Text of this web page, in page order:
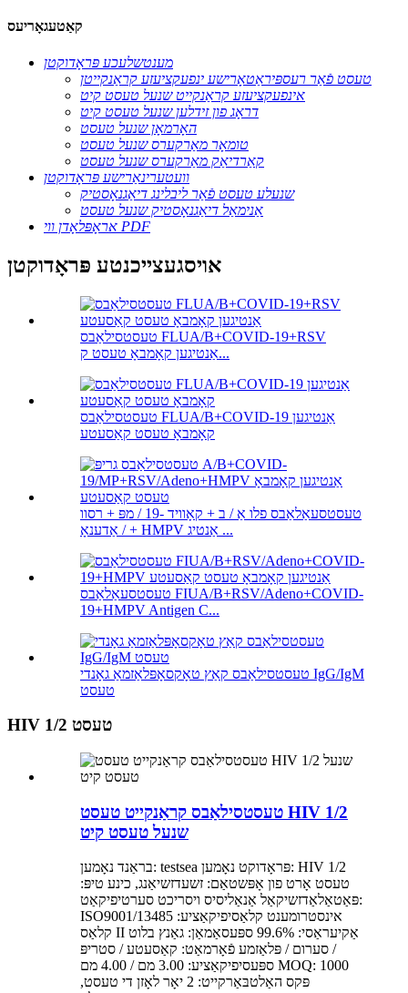
קאַטעגאָריעס
מענטשלעכע פּראָדוקטן
טעסט פֿאַר רעספּיראַטאָרישע ינפעקציעזע קראַנקייטן
אינפעקציעזע קראַנקייט שנעל טעסט קיט
דראָג פון זידלען שנעל טעסט קיט
האָרמאָן שנעל טעסט
טומאָר מאַרקערס שנעל טעסט
קאַרדיאַק מאַרקערס שנעל טעסט
וועטערינאַרישע פּראָדוקטן
שנעלע טעסט פֿאַר ליבלינג דיאַגנאָסטיק
אַנימאַל דיאַגנאָסטיק שנעל טעסט
אראָפּלאָדן ווי PDF
אויסגעצייכנטע פּראָדוקטן
טעסטסילאַבס FLUA/B+COVID-19+RSV
אַנטיגען קאָמבאָ טעסט ק...
טעסטסילאַבס FLUA/B+COVID-19 אַנטיגען
קאָמבאָ טעסט קאַסעטע
טעסטסעאַלאַבס פלו אַ / ב + קאָוויד -19 / מפּ + רסוו
/ אַדענאָ + HMPV אַנטיג ...
טעסטסעאַלאַבס FIUA/B+RSV/Adeno+COVID-
19+HMPV Antigen C...
טעסטסילאַבס קאַץ טאָקסאָפּלאַזמאַ גאָנדי IgG/IgM
טעסט
HIV 1/2 טעסט
טעסטסילאַבס קראַנקייט טעסט HIV 1/2
שנעל טעסט קיט
בראַנד נאָמען: testsea פּראָדוקט נאָמען: HIV 1/2
טעסט אָרט פון אָפּשטאַם: זשעדזשיאַנג, כינע טיפּ:
פּאַטאַלאַדזשיקאַל אַנאַליסיס ויסריכט סערטיפיקאַט:
ISO9001/13485 אינסטרומענט קלאַסיפיקאַציע:
קלאַס II אַקיעראַסי: 99.6% ספּעסאַמאַן: גאַנץ בלוט
/ סערום / פּלאַזמע פֿאָרמאַט: קאַסעטע / סטריפּ
ספּעסיפיקאַציע: 3.00 מם / 4.00 מם MOQ: 1000
פּקס האַלטבּאַרקייט: 2 יאָר לאָזן די טעסט,